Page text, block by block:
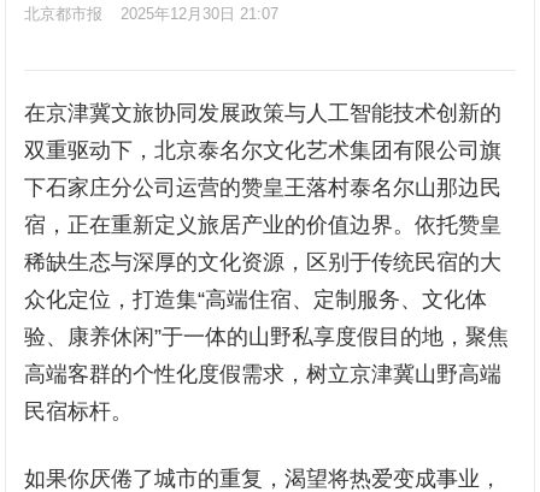
北京都市报 2025年12月30日 21:07
在京津冀文旅协同发展政策与人工智能技术创新的
双重驱动下，北京泰名尔文化艺术集团有限公司旗
下石家庄分公司运营的赞皇王落村泰名尔山那边民
宿，正在重新定义旅居产业的价值边界。依托赞皇
稀缺生态与深厚的文化资源，区别于传统民宿的大
众化定位，打造集“高端住宿、定制服务、文化体
验、康养休闲”于一体的山野私享度假目的地，聚焦
高端客群的个性化度假需求，树立京津冀山野高端
民宿标杆。
如果你厌倦了城市的重复，渴望将热爱变成事业，